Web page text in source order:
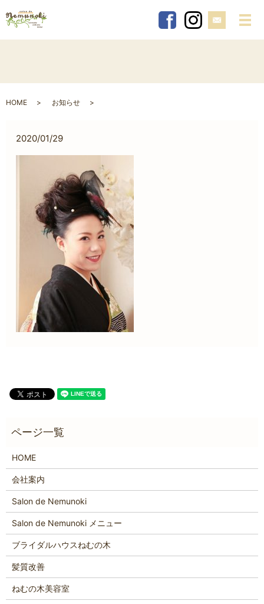
メ
HOME お知らせ
2020/01/29
HOME
会社案内
Salon de Nemunoki
Salon de Nemunoki メニュー
ブライダルハウスねむの木
髪質改善
ねむの木美容室